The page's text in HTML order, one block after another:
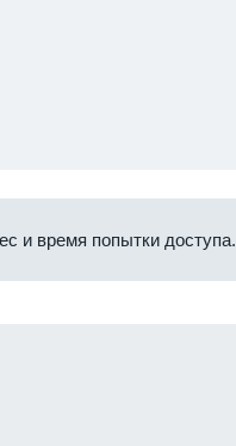
и время попытки доступа.